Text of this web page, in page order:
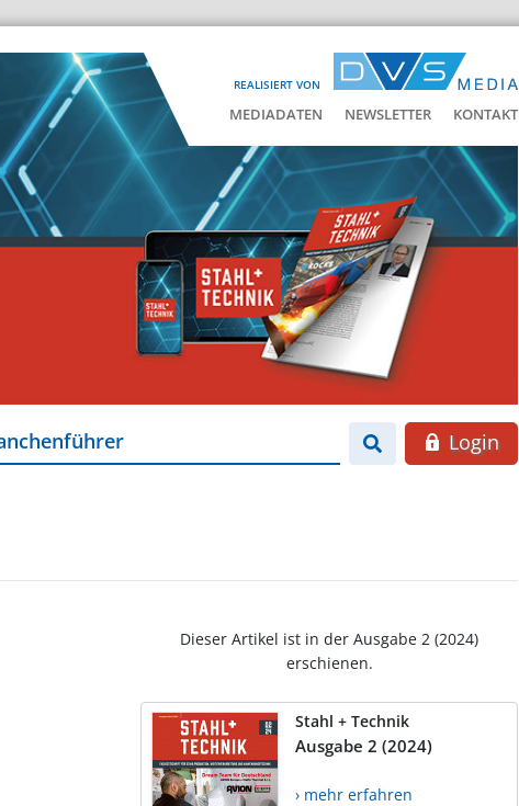
REALISIERT VON
MEDIADATEN NEWSLETTER KONTAKT
Login
Dieser Artikel ist in der Ausgabe 2 (2024)
erschienen.
Stahl + Technik
Ausgabe 2 (2024)
› mehr erfahren